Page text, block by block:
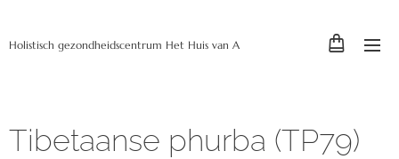
Holistisch gezondheidscentrum Het Huis van A
Tibetaanse phurba (TP79)